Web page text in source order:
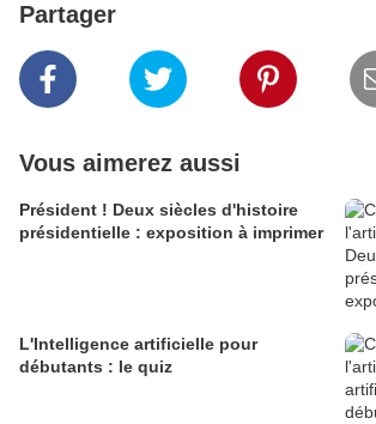
Partager
Vous aimerez aussi
Président ! Deux siècles d'histoire
présidentielle : exposition à imprimer
L'Intelligence artificielle pour
débutants : le quiz